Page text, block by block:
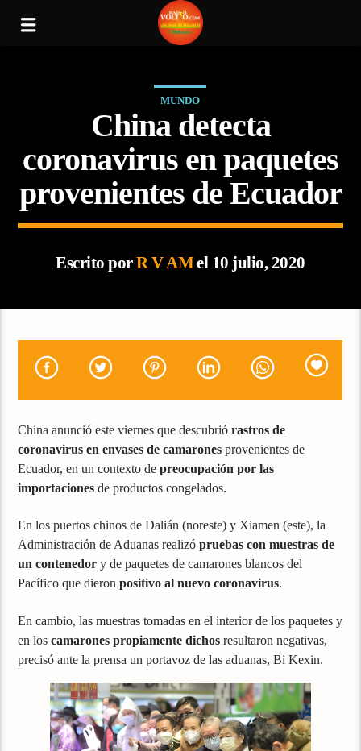
MUNDO
China detecta
coronavirus en paquetes
provenientes de Ecuador
Escrito porR V AMel 10 julio, 2020
China anunció este viernes que descubriórastros de
coronavirus en envases de camaronesprovenientes de
Ecuador, en un contexto depreocupación por las
importaciones de productos congelados.
En los puertos chinos de Dalián (noreste) y Xiamen (este), la
Administración de Aduanas realizópruebas con muestras de
un contenedory de paquetes de camarones blancos del
Pacífico que dieronpositivo al nuevo coronavirus.
En cambio, las muestras tomadas en el interior de los paquetes y
en los camarones propiamente dichosresultaron negativas,
precisó ante la prensa un portavoz de las aduanas, Bi Kexin.